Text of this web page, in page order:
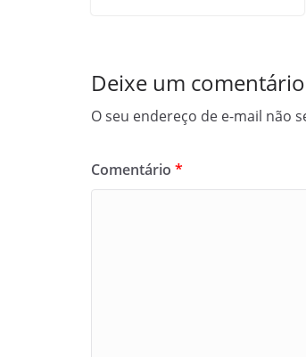
Deixe um comentário
O seu endereço de e-mail não
Comentário *